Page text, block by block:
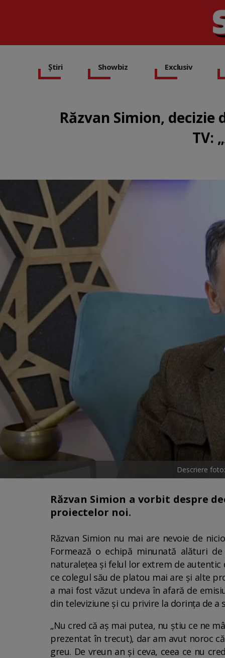
Știri Showbiz Exclusiv
Răzvan Simion,
TV:
Descriere
Răzvan Simion a vorbit despre
proiectelor noi.
Răzvan Simion nu mai are nevoie de
Formează o echipă minunată alături
naturalețea și felul lor extrem de
ce colegul său de platou mai are și alte
a mai fost văzut undeva în afară de
din televiziune și cu privire la dorința de a
„Nu cred că aș mai putea, nu știu ce ne
prezentat în trecut), dar am avut noroc
greu. De vreun an și ceva, ceea ce nu